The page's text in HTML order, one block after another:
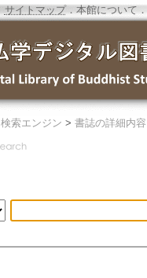
サイトマップ．本館について ．
検索エンジン > 書誌の詳細内容